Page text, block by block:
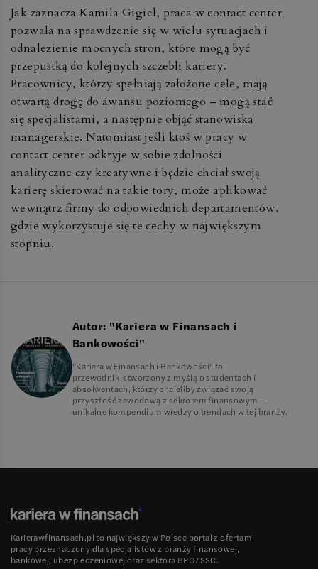
Jak zaznacza Kamila Gigiel, praca w contact center
pozwala na sprawdzenie się w wielu sytuacjach i
odnalezienie mocnych stron, które mogą być
przepustką do kolejnych szczebli kariery.
Pracownicy, którzy spełniają założone cele, mają
otwartą drogę do awansu poziomego – mogą stać
się specjalistami, a następnie objąć stanowiska
managerskie. Natomiast jeśli ktoś w pracy w
contact center odkryje w sobie zdolności
analityczne czy kreatywne i będzie chciał swoją
karierę skierować na takie tory, może aplikować
wewnątrz firmy do odpowiednich departamentów,
gdzie wykorzystuje się te cechy w największym
stopniu.
Autor: "Kariera w Finansach i
Bankowości"
"Kariera w Finansach i Bankowości" to
przewodnik stworzony z myślą o studentach i
absolwentach, którzy chcieliby związać swoją
przyszłość zawodową z sektorem finansowym –
unikalne kompendium wiedzy o trendach w tej branży.
Karierawfinansach.pl to największy w Polsce portal z ofertami
pracy przeznaczony dla specjalistów z branży finansowej,
bankowej, ubezpieczeniowej oraz sektora BPO/SSC.